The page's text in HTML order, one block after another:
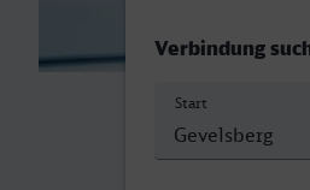
Verbindung
Start